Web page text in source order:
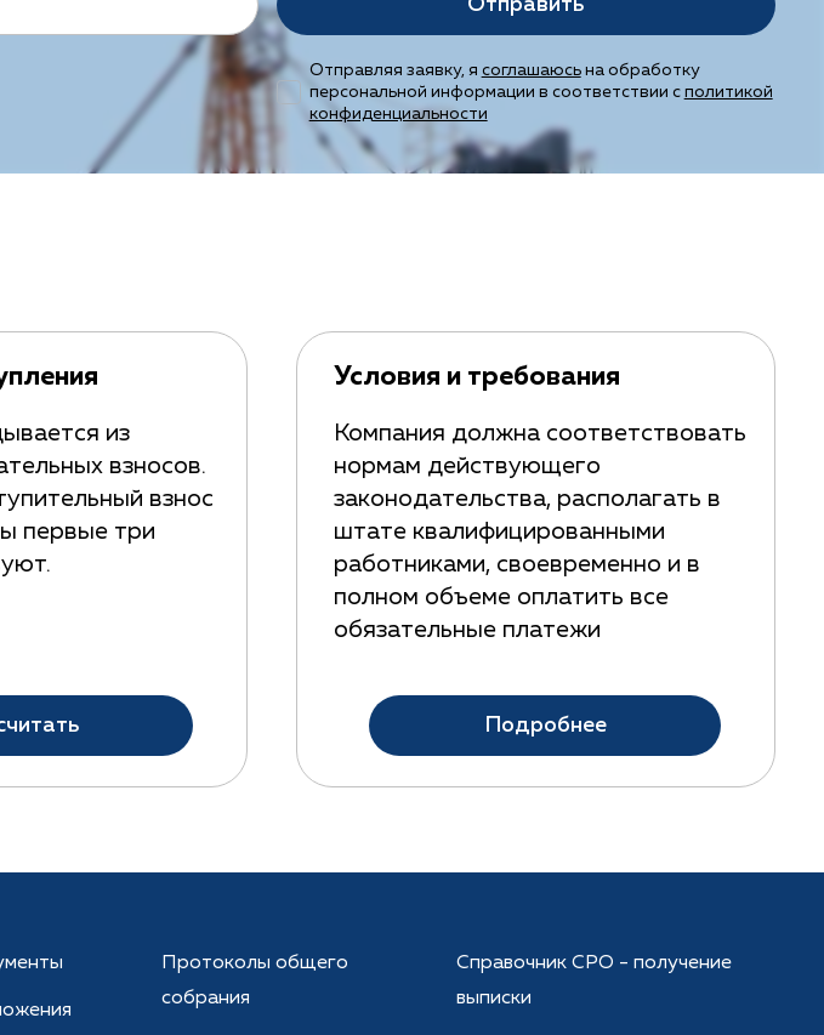
Отправить
Отправляя заявку, я соглашаюсьна обработку
персональной информации в соответствии с политикой
конфиденциальности
из
взносов.
взнос
первые три
Условия и требования
Компания должна соответствовать
нормам действующего
законодательства, располагать в
штате квалифицированными
работниками, своевременно и в
полном объеме оплатить все
обязательные платежи
Подробнее
Протоколы общего
собрания
Справочник СРО - получение
выписки